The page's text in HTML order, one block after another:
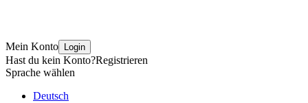
Mein Konto Login
Hast du kein Konto?Registrieren
Sprache wählen
Deutsch